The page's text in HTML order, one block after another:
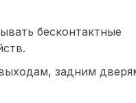
бесконтактные
задним